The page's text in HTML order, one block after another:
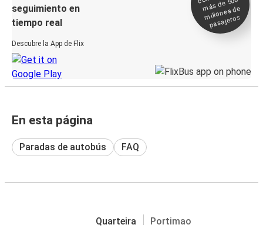
seguimiento en
tiempo real
Descubre la App de Flix
más de 500
millones de
pasajeros
En esta página
Paradas de autobús FAQ
Quarteira Portimao